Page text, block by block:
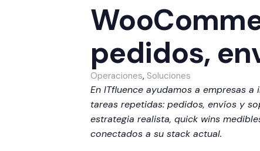
pedidos,
Operaciones, Soluciones
En ITfluence ayudamos a empresas
tareas repetidas: pedidos, envíos y
estrategia realista, quick wins
conectados a su stack actual.